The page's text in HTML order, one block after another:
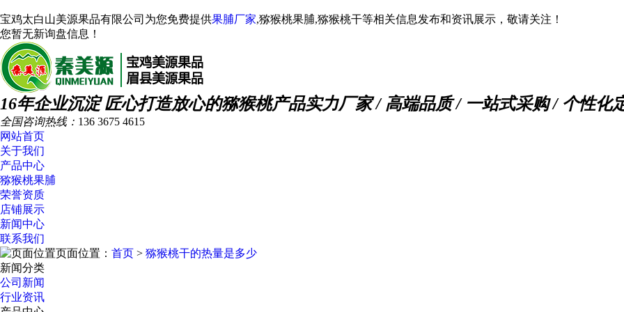
宝鸡太白山美源果品有限公司为您免费提供果脯厂家,猕猴桃果脯,猕猴桃干等相关信息发布和资讯展示，敬请关注！
您暂无新询盘信息！
16年企业沉淀 匠心打造放心的猕猴桃产品实力厂家 / 高端品质 / 一站式采购 / 个性化
全国咨询热线： 136 3675 4615
网站首页
关于我们
产品中心
猕猴桃果脯
荣誉资质
店铺展示
新闻中心
联系我们
页面位置： 首页 > 猕猴桃干的热量是多少
新闻分类
公司新闻
行业资讯